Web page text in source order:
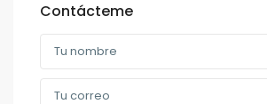
Contácteme